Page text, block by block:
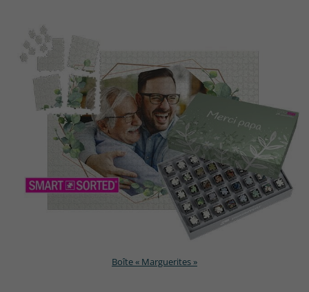
Boîte « Marguerites »